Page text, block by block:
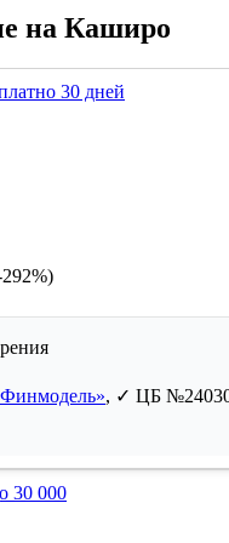
на Каширо
30 дней
, ✓ ЦБ
30 000